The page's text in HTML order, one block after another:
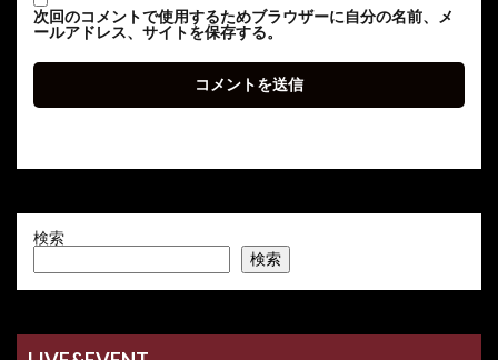
次回のコメントで使用するためブラウザーに自分の名前、メ
ールアドレス、サイトを保存する。
検索
検索